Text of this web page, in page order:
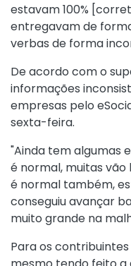
estavam 100%
entregavam de
verbas de forma
De acordo com o
informações
empresas pelo
sexta-feira.
"Ainda tem algumas
é normal, muitas
é normal também,
conseguiu avançar
muito grande na
Para os